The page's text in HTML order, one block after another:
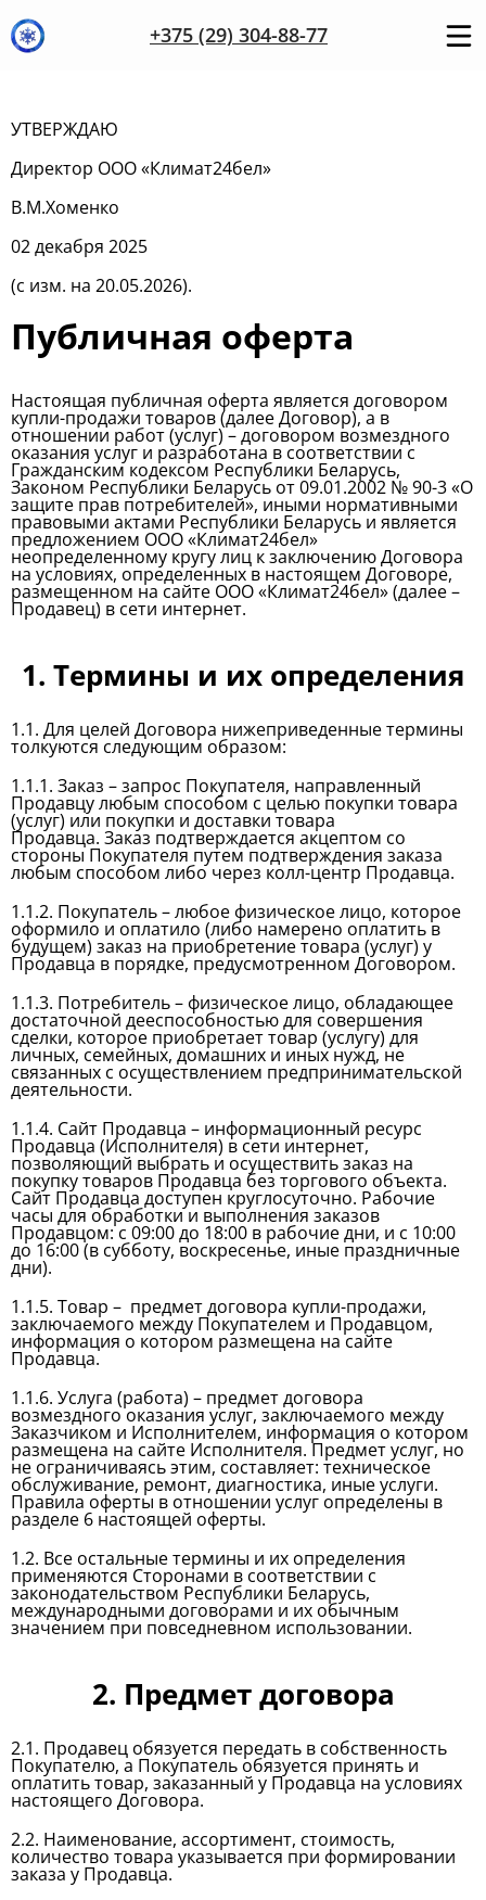
+375 (29) 304-88-77
УТВЕРЖДАЮ
Директор ООО «Климат24бел»
В.М.Хоменко
02 декабря 2025
(с изм. на 20.05.2026).
Публичная оферта
Настоящая публичная оферта является договором
купли-продажи товаров (далее Договор), а в
отношении работ (услуг) – договором возмездного
оказания услуг и разработана в соответствии с
Гражданским кодексом Республики Беларусь,
Законом Республики Беларусь от 09.01.2002 № 90-3 «О
защите прав потребителей», иными нормативными
правовыми актами Республики Беларусь и является
предложением ООО «Климат24бел»
неопределенному кругу лиц к заключению Договора
на условиях, определенных в настоящем Договоре,
размещенном на сайте ООО «Климат24бел» (далее –
Продавец) в сети интернет.
1. Термины и их определения
1.1. Для целей Договора нижеприведенные термины
толкуются следующим образом:
1.1.1. Заказ – запрос Покупателя, направленный
Продавцу любым способом с целью покупки товара
(услуг) или покупки и доставки товара
Продавца. Заказ подтверждается акцептом со
стороны Покупателя путем подтверждения заказа
любым способом либо через колл-центр Продавца.
1.1.2. Покупатель – любое физическое лицо, которое
оформило и оплатило (либо намерено оплатить в
будущем) заказ на приобретение товара (услуг) у
Продавца в порядке, предусмотренном Договором.
1.1.3. Потребитель – физическое лицо, обладающее
достаточной дееспособностью для совершения
сделки, которое приобретает товар (услугу) для
личных, семейных, домашних и иных нужд, не
связанных с осуществлением предпринимательской
деятельности.
1.1.4. Сайт Продавца – информационный pecypc
Продавца (Исполнителя) в сети интернет,
позволяющий выбрать и осуществить заказ на
покупку товаров Продавца без торгового объекта.
Сайт Продавца доступен круглосуточно. Рабочие
часы для обработки и выполнения заказов
Продавцом: с 09:00 до 18:00 в рабочие дни, и с 10:00
до 16:00 (в субботу, воскресенье, иные праздничные
дни).
1.1.5. Товар – предмет договора купли-продажи,
заключаемого между Покупателем и Продавцом,
информация о котором размещена на сайте
Продавца.
1.1.6. Услуга (работа) – предмет договора
возмездного оказания услуг, заключаемого между
Заказчиком и Исполнителем, информация о котором
размещена на сайте Исполнителя. Предмет услуг, но
не ограничиваясь этим, составляет: техническое
обслуживание, ремонт, диагностика, иные услуги.
Правила оферты в отношении услуг определены в
разделе 6 настоящей оферты.
1.2. Все остальные термины и их определения
применяются Сторонами в соответствии с
законодательством Республики Беларусь,
международными договорами и их обычным
значением при повседневном использовании.
2. Предмет договора
2.1. Продавец обязуется передать в собственность
Покупателю, а Покупатель обязуется принять и
оплатить товар, заказанный у Продавца на условиях
настоящего Договора.
2.2. Наименование, ассортимент, стоимость,
количество товара указывается при формировании
заказа у Продавца.